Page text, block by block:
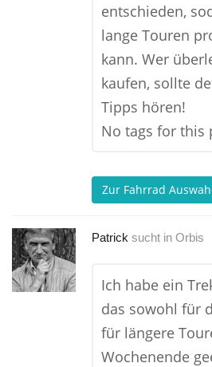
entschieden,
lange Touren
kann. Wer
kaufen, sollte
Tipps hören!
No tags for this
Zur Fahrrad
Patrick sucht in Orbis
Ich habe ein
das sowohl für
für längere
Wochenende